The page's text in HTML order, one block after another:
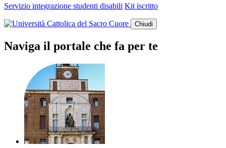
Servizio integrazione studenti disabili Kit iscritto
Chiudi
Naviga il portale che fa per te